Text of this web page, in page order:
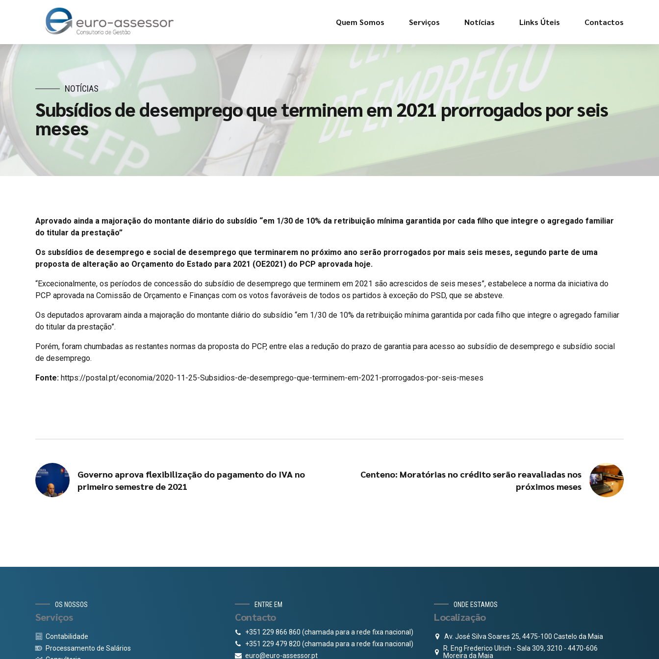
Quem Somos Serviços Notícias Links Úteis Contactos
NOTÍCIAS
Subsídios de desemprego que terminem em 2021 prorrogados por seis
meses
Aprovado ainda a majoração do montante diário do subsídio “em 1/30 de 10% da retribuição mínima garantida por cada filho que integre o agregado familiar
do titular da prestação”
Os subsídios de desemprego e social de desemprego que terminarem no próximo ano serão prorrogados por mais seis meses, segundo parte de uma
proposta de alteração ao Orçamento do Estado para 2021 (OE2021) do PCP aprovada hoje.
“Excecionalmente, os períodos de concessão do subsídio de desemprego que terminem em 2021 são acrescidos de seis meses”, estabelece a norma da iniciativa do
PCP aprovada na Comissão de Orçamento e Finanças com os votos favoráveis de todos os partidos à exceção do PSD, que se absteve.
Os deputados aprovaram ainda a majoração do montante diário do subsídio “em 1/30 de 10% da retribuição mínima garantida por cada filho que integre o agregado familiar
do titular da prestação”.
Porém, foram chumbadas as restantes normas da proposta do PCP, entre elas a redução do prazo de garantia para acesso ao subsídio de desemprego e subsídio social
de desemprego.
Fonte: https://postal.pt/economia/2020-11-25-Subsidios-de-desemprego-que-terminem-em-2021-prorrogados-por-seis-meses
Governo aprova flexibilização do pagamento do IVA no
primeiro semestre de 2021
Centeno: Moratórias no crédito serão reavaliadas nos
próximos meses
OS NOSSOS
Serviços
Contabilidade
Processamento de Salários
ENTRE EM
Contacto
+351 229 866 860 (chamada para a rede fixa nacional)
+351 229 479 820 (chamada para a rede fixa nacional)
euro@euro-assessor.pt
ONDE ESTAMOS
Localização
Av. José Silva Soares 25, 4475-100 Castelo da Maia
R. Eng Frederico Ulrich - Sala 309, 3210 - 4470-606
Moreira da Maia